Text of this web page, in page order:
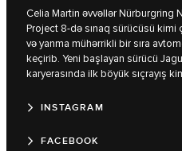
Celia Martin əvvəllər Nürburgring
Project 8-də sınaq sürücüsü kimi
və yanma mühərrikli bir sıra
keçirib. Yeni başlayan sürücü
karyerasında ilk böyük sıçrayış
INSTAGRAM
FACEBOOK